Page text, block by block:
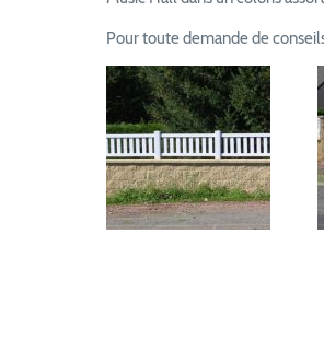
Pour toute demande de